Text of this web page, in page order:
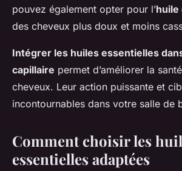
pouvez également opter pour l’huile
des cheveux plus doux et moins
Intégrer les huiles essentielles
capillaire permet d’améliorer la
cheveux. Leur action puissante et
incontournables dans votre salle de
Comment choisir les
essentielles adaptées